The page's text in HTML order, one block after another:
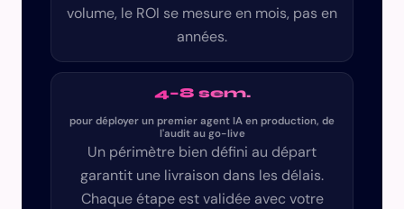
volume, le ROI se mesure en mois, pas en
années.
4–8 sem.
pour déployer un premier agent IA en production, de
l'audit au go-live
Un périmètre bien défini au départ
garantit une livraison dans les délais.
Chaque étape est validée avec votre